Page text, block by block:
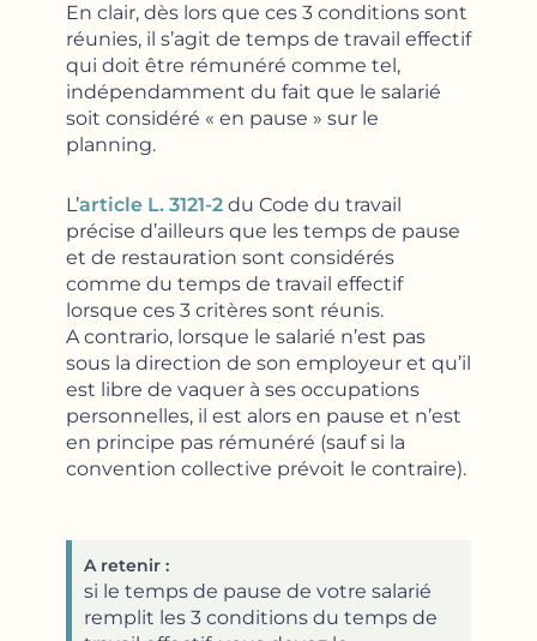
En clair, dès lors que ces 3 conditions sont
réunies, il s’agit de temps de travail effectif
qui doit être rémunéré comme tel,
indépendamment du fait que le salarié
soit considéré « en pause » sur le
planning.
L’article L. 3121-2 du Code du travail
précise d’ailleurs que les temps de pause
et de restauration sont considérés
comme du temps de travail effectif
lorsque ces 3 critères sont réunis.
A contrario, lorsque le salarié n’est pas
sous la direction de son employeur et qu’il
est libre de vaquer à ses occupations
personnelles, il est alors en pause et n’est
en principe pas rémunéré (sauf si la
convention collective prévoit le contraire).
A retenir :
si le temps de pause de votre salarié
remplit les 3 conditions du temps de